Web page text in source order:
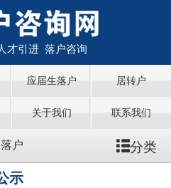
才引进 落户咨询
应届生落户 居转户
关于我们 联系我们
户 分类
示